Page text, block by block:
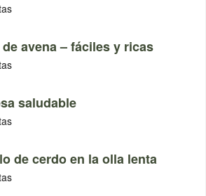
avena – fáciles y ricas
saludable
de cerdo en la olla lenta